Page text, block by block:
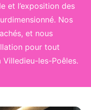
et l’exposition des
Nos
et nous
pour tout
les-Poêles.